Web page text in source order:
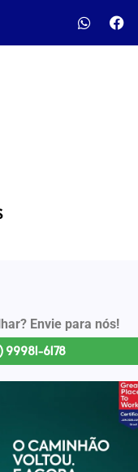
Envie para nós!
99981-6178